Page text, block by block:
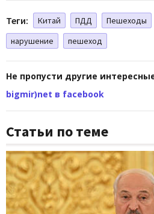
Теги: Китай ПДД Пешеходы
нарушение
пешеход
Не пропусти другие
bigmir)net в facebook
Статьи по теме